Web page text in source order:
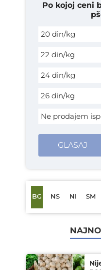
Po kojoj ceni
20 din/kg
22 din/kg
24 din/kg
26 din/kg
Ne prodajem
GLASAJ
BG NS NI SM